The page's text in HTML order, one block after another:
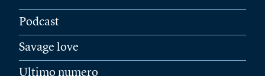
Podcast
Savage love
Ultimo numero